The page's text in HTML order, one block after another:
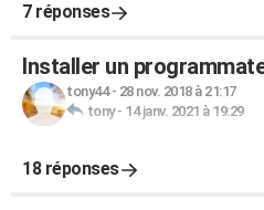
7 réponses
Installer un
tony44- 28 nov. 2018 à 21:17
tony- 14 janv. 2021 à 19:29
18 réponses